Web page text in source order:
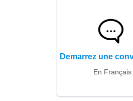
Demarrez une
En Français